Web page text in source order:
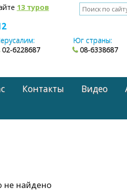
13 туров
02-6228687
Юг страны:
08-6338687
Контакты Видео
найдено